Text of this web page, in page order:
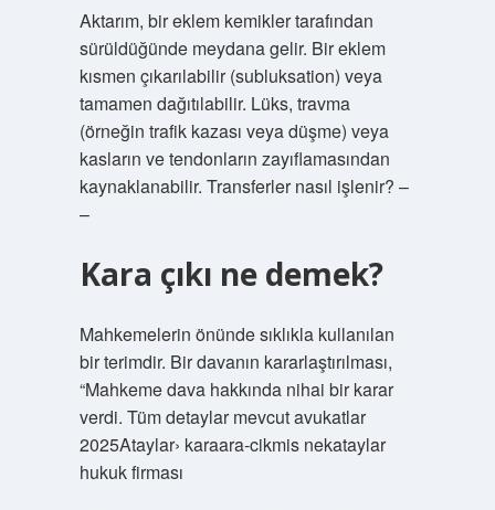
Aktarım, bir eklem kemikler tarafından
sürüldüğünde meydana gelir. Bir eklem
kısmen çıkarılabilir (subluksation) veya
tamamen dağıtılabilir. Lüks, travma
(örneğin trafik kazası veya düşme) veya
kasların ve tendonların zayıflamasından
kaynaklanabilir. Transferler nasıl işlenir? –
–
Kara çıkı ne demek?
Mahkemelerin önünde sıklıkla kullanılan
bir terimdir. Bir davanın kararlaştırılması,
“Mahkeme dava hakkında nihai bir karar
verdi. Tüm detaylar mevcut avukatlar
2025Ataylar› karaara-cikmis nekataylar
hukuk firması